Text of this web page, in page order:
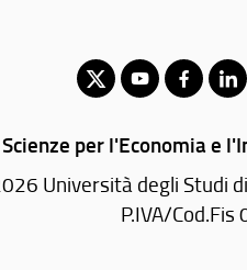
per l'Economia e
Università degli Studi
P.IVA/